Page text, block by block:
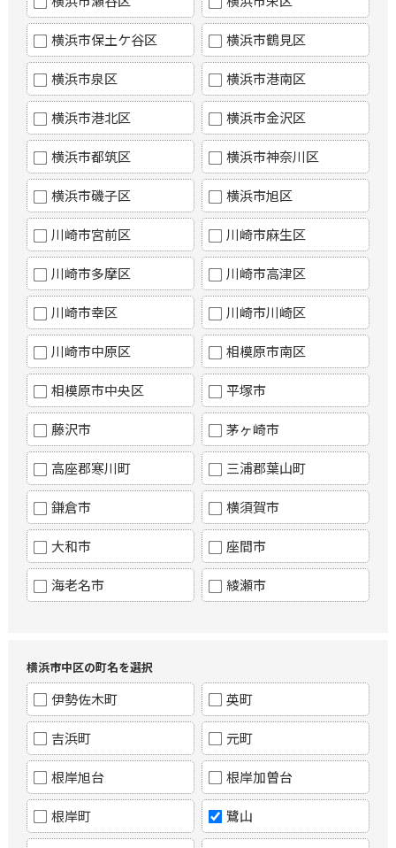
横浜市保土ケ谷区 横浜市鶴見区
横浜市泉区 横浜市港南区
横浜市港北区 横浜市金沢区
横浜市都筑区 横浜市神奈川区
横浜市磯子区 横浜市旭区
川崎市宮前区 川崎市麻生区
川崎市多摩区 川崎市高津区
川崎市幸区 川崎市川崎区
川崎市中原区 相模原市南区
相模原市中央区 平塚市
藤沢市 茅ヶ崎市
高座郡寒川町 三浦郡葉山町
鎌倉市 横須賀市
大和市 座間市
海老名市 綾瀬市
横浜市中区の町名を選択
伊勢佐木町 英町
吉浜町 元町
根岸旭台 根岸加曽台
根岸町 鷺山